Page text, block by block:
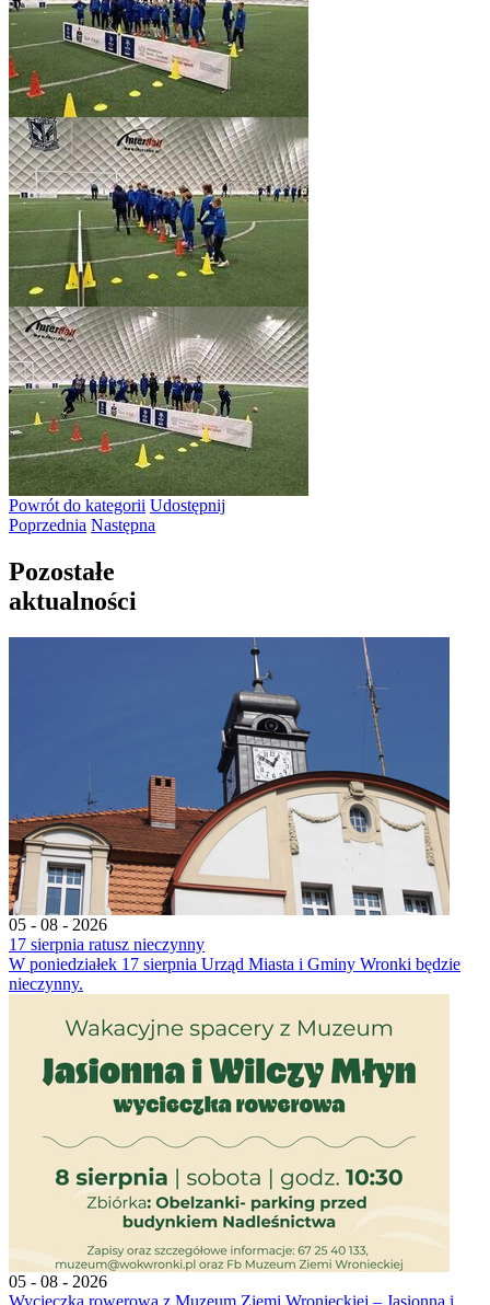
Powrót do kategorii Udostępnij
Poprzednia Następna
Pozostałe
aktualności
05 - 08 - 2026
17 sierpnia ratusz nieczynny
W poniedziałek 17 sierpnia Urząd Miasta i Gminy Wronki będzie
nieczynny.
05 - 08 - 2026